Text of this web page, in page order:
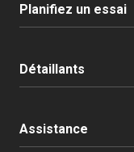
Planifiez un essai
Détaillants
Assistance